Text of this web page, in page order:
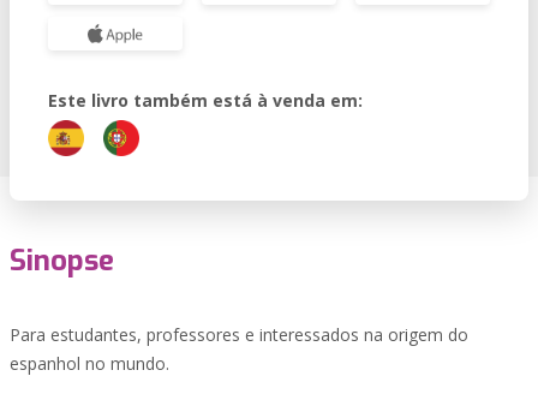
Este livro também está à venda em:
Sinopse
Para estudantes, professores e interessados na origem do
espanhol no mundo.